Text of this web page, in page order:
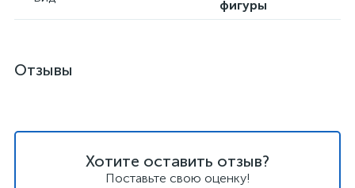
фигуры
Отзывы
Хотите оставить отзыв?
Поставьте свою оценку!